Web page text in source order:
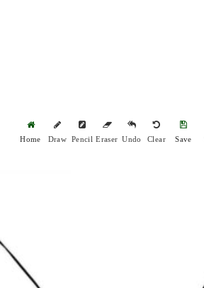
Home Draw Pencil Eraser Undo Clear Save